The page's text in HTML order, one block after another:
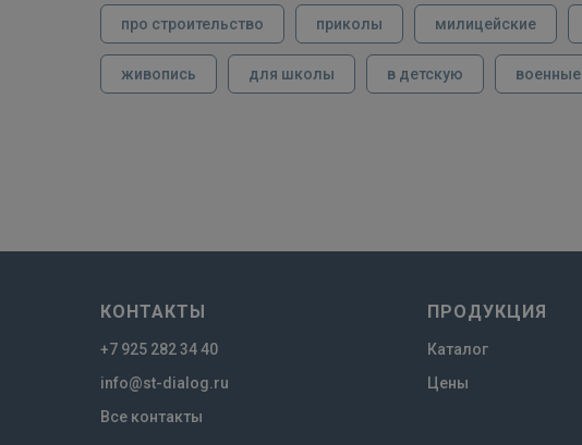
про строительство приколы милицейские
живопись для школы в детскую военные
КОНТАКТЫ
+7 925 282 34 40
info@st-dialog.ru
Все контакты
ПРОДУКЦИЯ
Каталог
Цены